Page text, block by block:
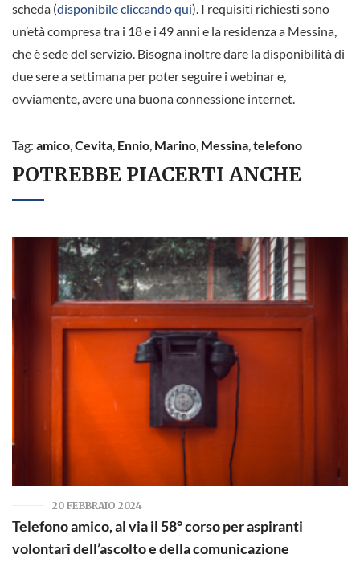
scheda (disponibile cliccando qui). I requisiti richiesti sono
un’età compresa tra i 18 e i 49 anni e la residenza a Messina,
che è sede del servizio. Bisogna inoltre dare la disponibilità di
due sere a settimana per poter seguire i webinar e,
ovviamente, avere una buona connessione internet.
Tag: amico,Cevita, Ennio, Marino, Messina,telefono
POTREBBE PIACERTI ANCHE
20 FEBBRAIO 2024
Telefono amico, al via il 58° corso per aspiranti
volontari dell’ascolto e della comunicazione